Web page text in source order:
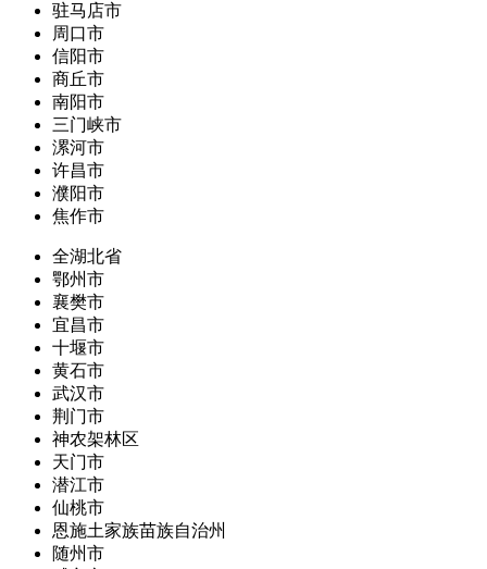
驻马店市
周口市
信阳市
商丘市
南阳市
三门峡市
漯河市
许昌市
濮阳市
焦作市
全湖北省
鄂州市
襄樊市
宜昌市
十堰市
黄石市
武汉市
荆门市
神农架林区
天门市
潜江市
仙桃市
恩施土家族苗族自治州
随州市